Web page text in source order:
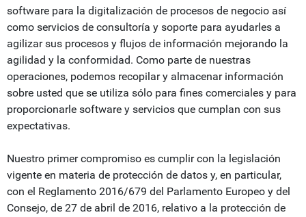
software para la digitalización de procesos de negocio así
como servicios de consultoría y soporte para ayudarles a
agilizar sus procesos y flujos de información mejorando la
agilidad y la conformidad. Como parte de nuestras
operaciones, podemos recopilar y almacenar información
sobre usted que se utiliza sólo para fines comerciales y para
proporcionarle software y servicios que cumplan con sus
expectativas.
Nuestro primer compromiso es cumplir con la legislación
vigente en materia de protección de datos y, en particular,
con el Reglamento 2016/679 del Parlamento Europeo y del
Consejo, de 27 de abril de 2016, relativo a la protección de